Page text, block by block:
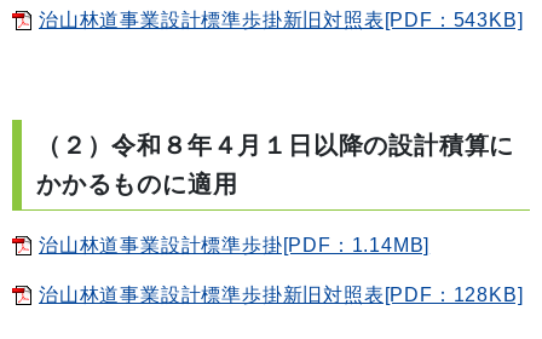
治山林道事業設計標準歩掛新旧対照表[PDF：543KB]
（２）令和８年４月１日以降の設計積算に
かかるものに適用
治山林道事業設計標準歩掛[PDF：1.14MB]
治山林道事業設計標準歩掛新旧対照表[PDF：128KB]